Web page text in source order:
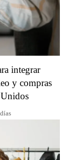
integrar
y compras
Unidos